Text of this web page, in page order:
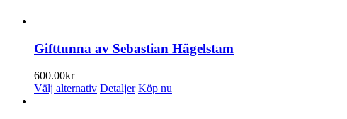
Gifttunna av Sebastian Hägelstam
600.00kr
Välj alternativ Den
Detaljer Köp nu